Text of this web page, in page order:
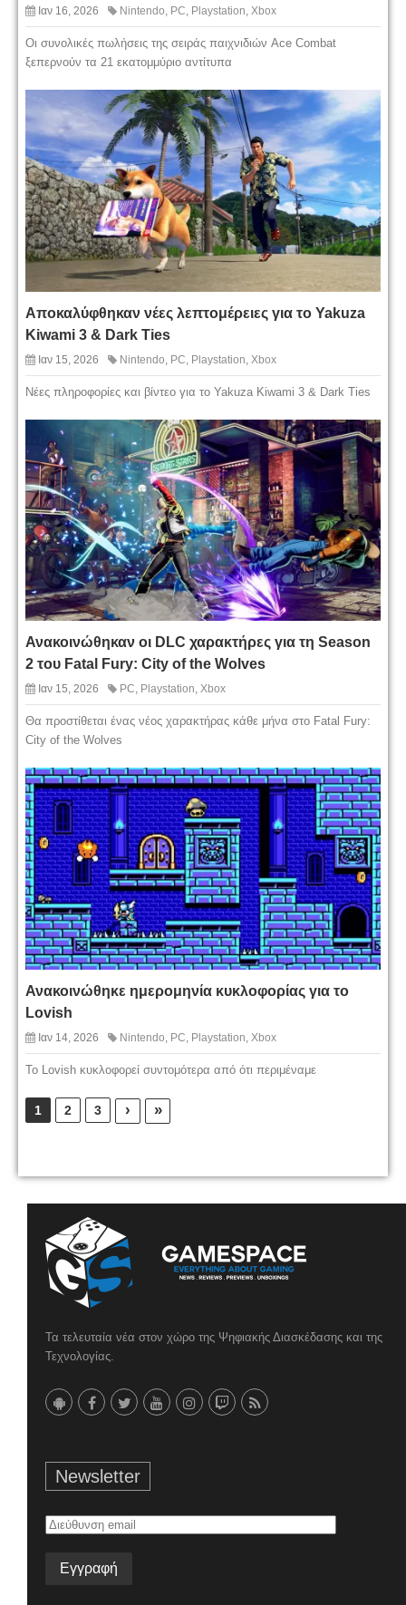
Ιαν 16, 2026 Nintendo, PC, Playstation, Xbox
Οι συνολικές πωλήσεις της σειράς παιχνιδιών Ace Combat
ξεπερνούν τα 21 εκατομμύριο αντίτυπα
Αποκαλύφθηκαν νέες λεπτομέρειες για το Yakuza
Kiwami 3 & Dark Ties
Ιαν 15, 2026 Nintendo PC Playstation Xbox
Νέες πληροφορίες και βίντεο για το Yakuza Kiwami 3 & Dark Ties
Ανακοινώθηκαν οι DLC χαρακτήρες για τη Season
2 του Fatal Fury: City of the Wolves
Ιαν 15, 2026 PC, Playstation, Xbox
Θα προστίθεται ένας νέος χαρακτήρας κάθε μήνα στο Fatal Fury:
City of the Wolves
Ανακοινώθηκε ημερομηνία κυκλοφορίας για το
Lovish
Ιαν 14, 2026 Nintendo, PC, Playstation, Xbox
To Lovish κυκλοφορεί συντομότερα από ότι περιμέναμε
1 2 3 › »
Τα τελευταία νέα στον χώρο της Ψηφιακής Διασκέδασης και της
Τεχνολογίας.
Newsletter
Διεύθυνση